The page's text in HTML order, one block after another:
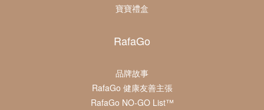
寶寶禮盒
RafaGo
品牌故事
RafaGo 健康友善主張
RafaGo NO-GO List™